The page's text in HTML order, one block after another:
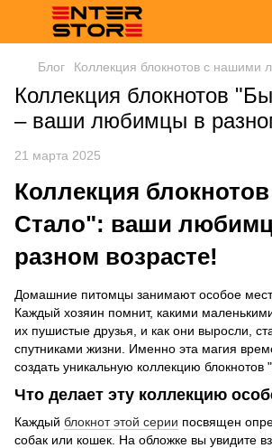
Блог Коллекция блокнотов с нашими
Коллекция блокнотов
– ваши любимцы в
21 марта 2025
Коллекция
Стало": ваши
разном возрасте!
Домашние питомцы занимают особое
Каждый хозяин помнит, какими
их пушистые друзья, и как они выросли,
спутниками жизни. Именно эта магия
создать уникальную коллекцию блокнотов
Что делает эту коллекцию
Каждый блокнот этой серии посвящен
собак или кошек. На обложке вы увидите